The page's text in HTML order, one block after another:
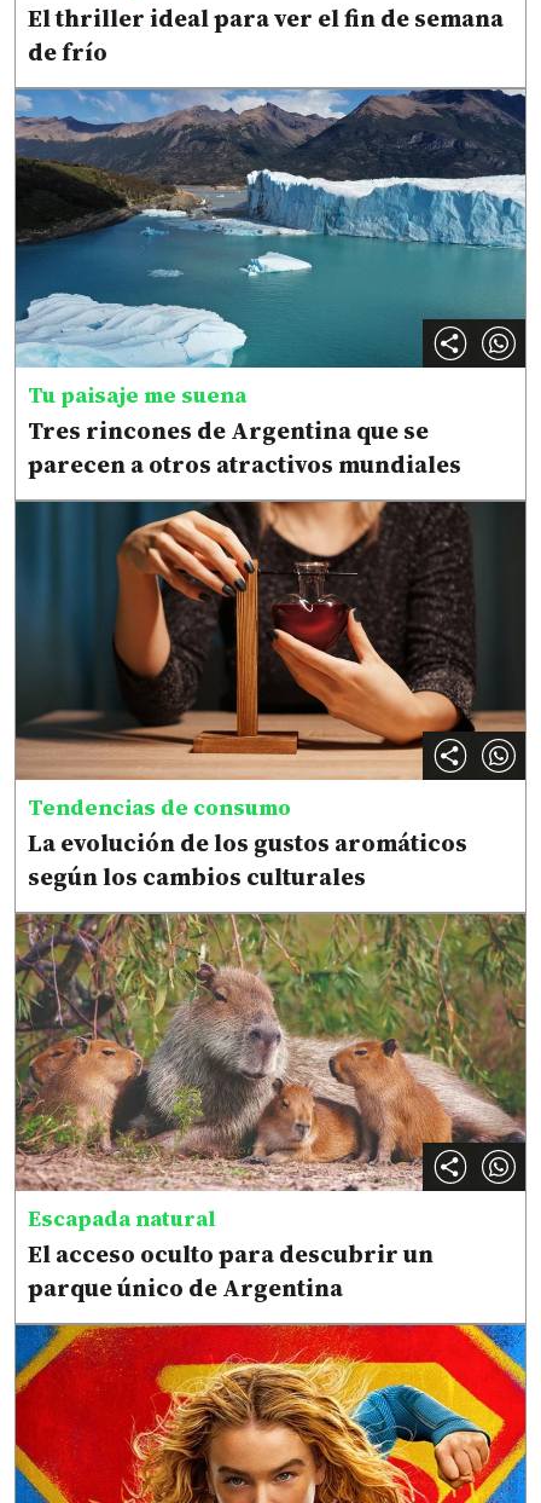
El thriller ideal para ver el fin de semana
de frío
Tu paisaje me suena
Tres rincones de Argentina que se
parecen a otros atractivos mundiales
Tendencias de consumo
La evolución de los gustos aromáticos
según los cambios culturales
Escapada natural
El acceso oculto para descubrir un
parque único de Argentina